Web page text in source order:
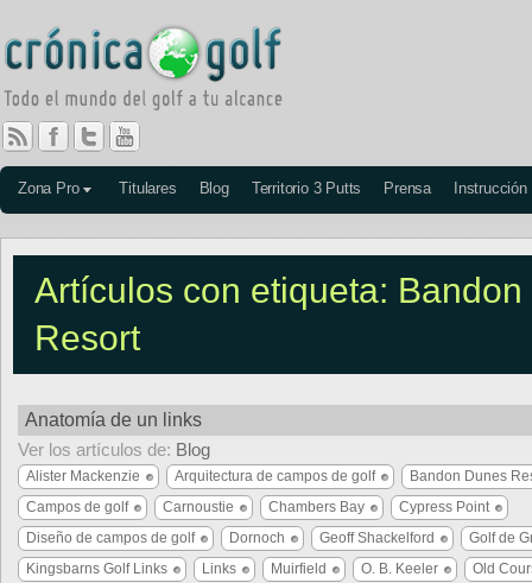
Zona Pro Titulares Blog Territorio 3 Putts Prensa Instrucción
Artículos con etiqueta: Bandon
Resort
Anatomía de un links
Ver los artículos de: Blog
Alister Mackenzie Arquitectura de campos de golf
Bandon Dunes
Campos de golf
Carnoustie Chambers Bay
Cypress Point
Diseño de campos de golf
Dornoch Geoff Shackelford
Golf de
Kingsbarns Golf Links
Links Muirfield O. B. Keeler
Old